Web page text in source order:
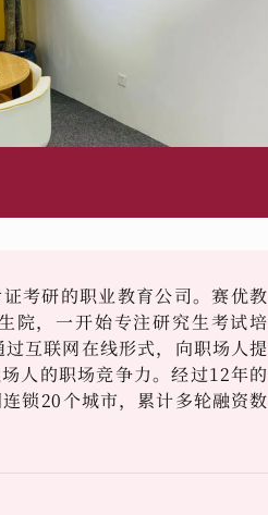
考研的职业教育公司。赛优教
院，一开始专注研究生考试培
互联网在线形式，向职场人提
人的职场竞争力。经过12年的
锁20个城市，累计多轮融资数